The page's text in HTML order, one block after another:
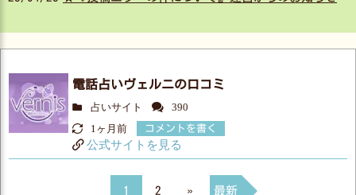
電話占いヴェルニの口コミ
占いサイト 390
1ヶ月前 コメントを書く
公式サイトを見る
1 2 » 最新